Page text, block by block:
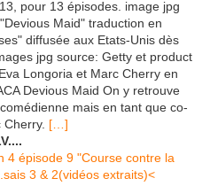
pour 13 épisodes. image jpg
Maid" traduction en
diffusée aux Etats-Unis dès
jpg source: Getty et product
Longoria et Marc Cherry en
Devious Maid On y retrouve
mais en tant que co-
[…]
4 épisode 9 "Course contre la
3 & 2(vidéos extraits)<